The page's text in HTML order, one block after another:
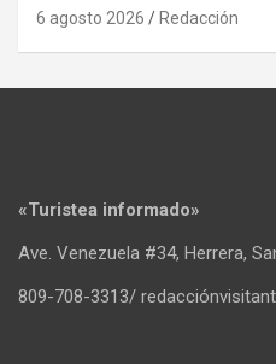
6 agosto 2026 Redacción
«Turistea informado»
Ave. Venezuela #34, Herrera,
809-708-3313/